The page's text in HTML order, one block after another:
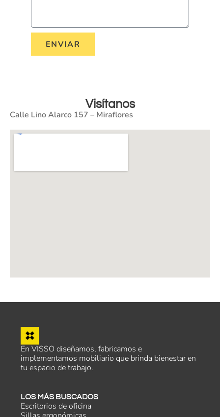
ENVIAR
Visítanos
Calle Lino Alarco 157 – Miraflores
En VISSO diseñamos, fabricamos e
implementamos mobiliario que brinda bienestar en
tu espacio de trabajo.
LOS MÁS BUSCADOS
Escritorios de oficina